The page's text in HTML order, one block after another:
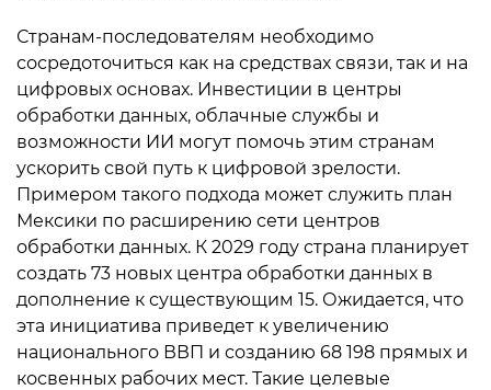
Странам-последователям необходимо
сосредоточиться как на средствах связи, так и на
цифровых основах. Инвестиции в центры
обработки данных, облачные службы и
возможности ИИ могут помочь этим странам
ускорить свой путь к цифровой зрелости.
Примером такого подхода может служить план
Мексики по расширению сети центров
обработки данных. К 2029 году страна планирует
создать 73 новых центра обработки данных в
дополнение к существующим 15. Ожидается, что
эта инициатива приведет к увеличению
национального ВВП и созданию 68 198 прямых и
косвенных рабочих мест. Такие целевые